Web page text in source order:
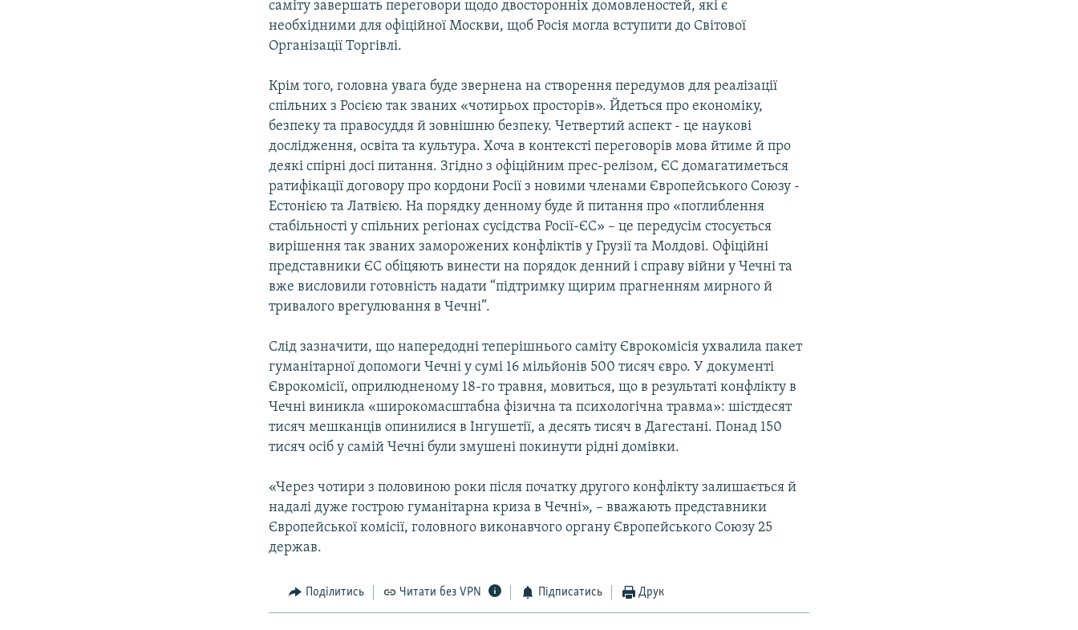
саміту завершать переговори щодо двосторонніх домовленостей, які є
необхідними для офіційної Москви, щоб Росія могла вступити до Світової
Організації Торгівлі.
Крім того, головна увага буде звернена на створення передумов для реалізації
спільних з Росією так званих «чотирьох просторів». Йдеться про економіку,
безпеку та правосуддя й зовнішню безпеку. Четвертий аспект - це наукові
дослідження, освіта та культура. Хоча в контексті переговорів мова йтиме й про
деякі спірні досі питання. Згідно з офіційним прес-релізом, ЄС домагатиметься
ратифікації договору про кордони Росії з новими членами Європейського Союзу -
Естонією та Латвією. На порядку денному буде й питання про «поглиблення
стабільності у спільних регіонах сусідства Росії-ЄС» – це передусім стосується
вирішення так званих заморожених конфліктів у Грузії та Молдові. Офіційні
представники ЄС обіцяють винести на порядок денний і справу війни у Чечні та
вже висловили готовність надати “підтримку щирим прагненням мирного й
тривалого врегулювання в Чечні”.
Слід зазначити, що напередодні теперішнього саміту Єврокомісія ухвалила пакет
гуманітарної допомоги Чечні у сумі 16 мільйонів 500 тисяч євро. У документі
Єврокомісії, оприлюдненому 18-го травня, мовиться, що в результаті конфлікту в
Чечні виникла «широкомасштабна фізична та психологічна травма»: шістдесят
тисяч мешканців опинилися в Інгушетії, а десять тисяч в Дагестані. Понад 150
тисяч осіб у самій Чечні були змушені покинути рідні домівки.
«Через чотири з половиною роки після початку другого конфлікту залишається й
надалі дуже гострою гуманітарна криза в Чечні», – вважають представники
Європейської комісії, головного виконавчого органу Європейського Союзу 25
держав.
Поділитись Читати без VPN Підписатись Друк